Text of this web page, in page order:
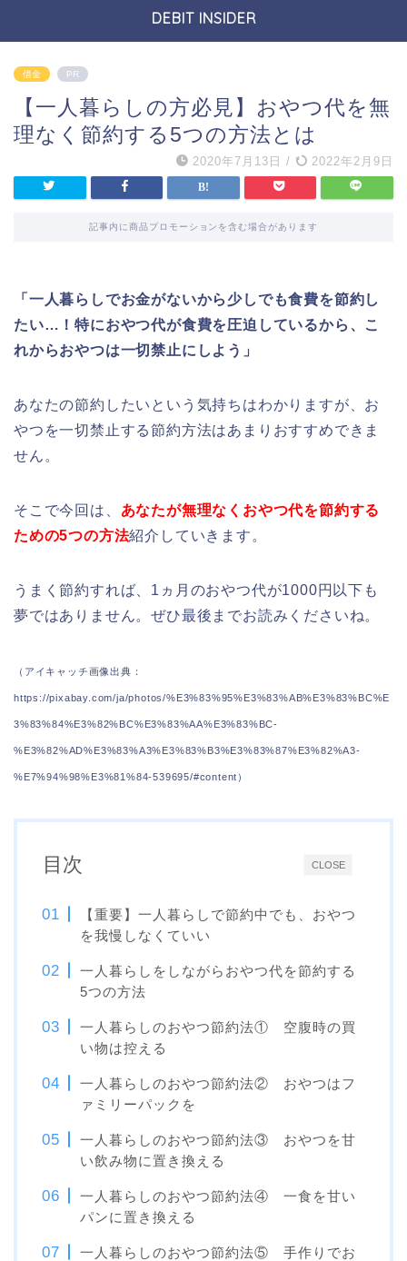
DEBIT INSIDER
借金 PR
【一人暮らしの方必見】おやつ代を無
理なく節約する5つの方法とは
2020年7月13日 / 2022年2月9日
記事内に商品プロモーションを含む場合があります
「一人暮らしでお金がないから少しでも食費を節約し
たい…！特におやつ代が食費を圧迫しているから、こ
れからおやつは一切禁止にしよう」
あなたの節約したいという気持ちはわかりますが、お
やつを一切禁止する節約方法はあまりおすすめできま
せん。
そこで今回は、 あなたが無理なくおやつ代を節約する
ための5つの方法紹介していきます。
うまく節約すれば、1ヵ月のおやつ代が1000円以下も
夢ではありません。ぜひ最後までお読みくださいね。
（アイキャッチ画像出典：
https://pixabay.com/ja/photos/%E3%83%95%E3%83%AB%E3%83%BC%E
3%83%84%E3%82%BC%E3%83%AA%E3%83%BC-
%E3%82%AD%E3%83%A3%E3%83%B3%E3%83%87%E3%82%A3-
%E7%94%98%E3%81%84-539695/#content）
CLOSE
目次
【重要】一人暮らしで節約中でも、おやつ
を我慢しなくていい
一人暮らしをしながらおやつ代を節約する
5つの方法
一人暮らしのおやつ節約法① 空腹時の買
い物は控える
一人暮らしのおやつ節約法② おやつはフ
ァミリーパックを
一人暮らしのおやつ節約法③ おやつを甘
い飲み物に置き換える
一人暮らしのおやつ節約法④ 一食を甘い
パンに置き換える
一人暮らしのおやつ節約法⑤ 手作りでお